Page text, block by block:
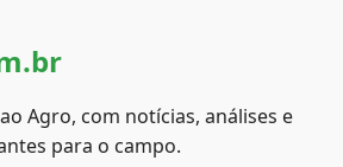
Agro, com notícias, análises e
para o campo.